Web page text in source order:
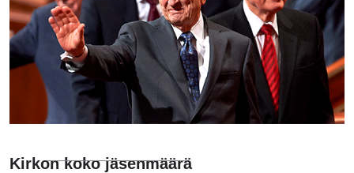
Kirkon koko jäsenmäärä